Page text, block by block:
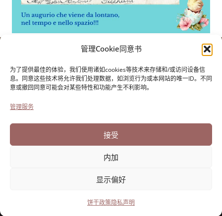
管理Cookie同意书
为了提供最佳的体验，我们使用诸如cookies等技术来存储和/或访问设备信
息。同意这些技术将允许我们处理数据，如浏览行为或本网站的唯一ID。不同
意或撤回同意可能会对某些特性和功能产生不利影响。
管理服务
接受
内加
显示偏好
饼干政策隐私声明
保罗-克雷西基金会用于意大利移民的历史
Cortile Carrara, 1 - 55100 Lucca
电话0583 417483/4；传真0583 417770
无障碍设施
饼干政策
隐私声明